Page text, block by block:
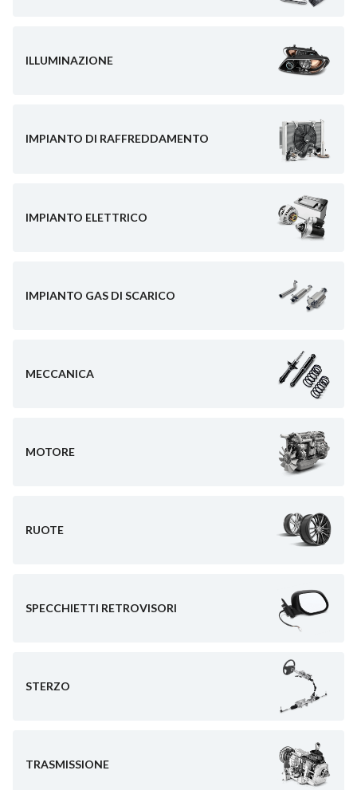
ILLUMINAZIONE
IMPIANTO DI RAFFREDDAMENTO
IMPIANTO ELETTRICO
IMPIANTO GAS DI SCARICO
MECCANICA
MOTORE
RUOTE
SPECCHIETTI RETROVISORI
STERZO
TRASMISSIONE